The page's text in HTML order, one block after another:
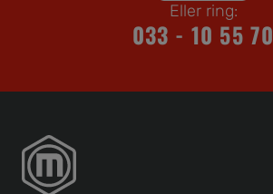
Eller ring:
033 - 10 55 70